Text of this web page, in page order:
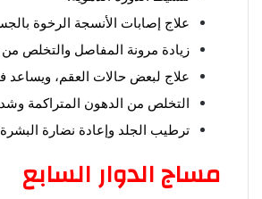
علاج إصابات الأنسجة الرخوة
زيادة مرونة المفاصل والتخلص
علاج لبعض حالات العقم، ويساعد
التخلص من الدهون المتراكمة
ترطيب الجلد وإعادة نضارة
مساج الدوار السابع